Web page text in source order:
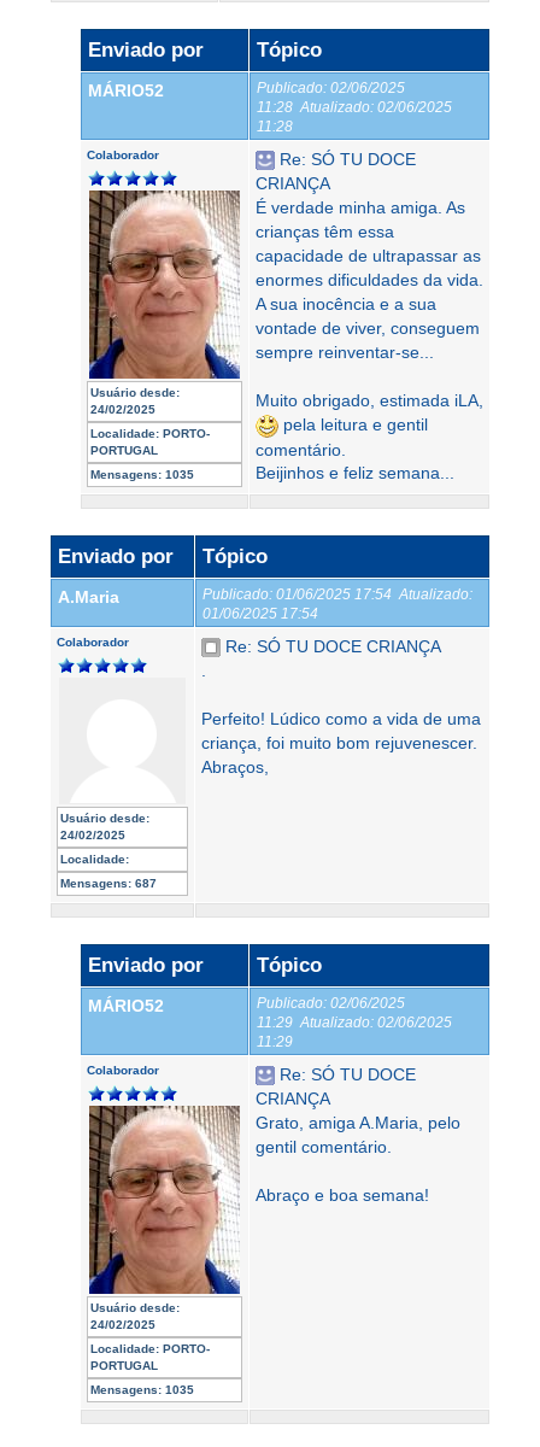
Enviado por Tópico
MÁRIO52 Publicado: 02/06/2025
11:28 Atualizado: 02/06/2025
11:28
Colaborador
Usuário desde:
24/02/2025
Localidade: PORTO-
PORTUGAL
Mensagens: 1035
Re: SÓ TU DOCE
CRIANÇA
É verdade minha amiga. As
crianças têm essa
capacidade de ultrapassar as
enormes dificuldades da vida.
A sua inocência e a sua
vontade de viver, conseguem
sempre reinventar-se...
Muito obrigado, estimada iLA,
pela leitura e gentil
comentário.
Beijinhos e feliz semana...
Enviado por Tópico
A.Maria Publicado: 01/06/2025 17:54 Atualizado:
01/06/2025 17:54
Colaborador
Usuário desde:
24/02/2025
Localidade:
Mensagens: 687
Re: SÓ TU DOCE CRIANÇA
Perfeito! Lúdico como a vida de uma
criança, foi muito bom rejuvenescer.
Abraços,
Enviado por Tópico
MÁRIO52 Publicado: 02/06/2025
11:29 Atualizado: 02/06/2025
11:29
Colaborador
Usuário desde:
24/02/2025
Localidade: PORTO-
PORTUGAL
Mensagens: 1035
Re: SÓ TU DOCE
CRIANÇA
Grato, amiga A.Maria, pelo
gentil comentário.
Abraço e boa semana!